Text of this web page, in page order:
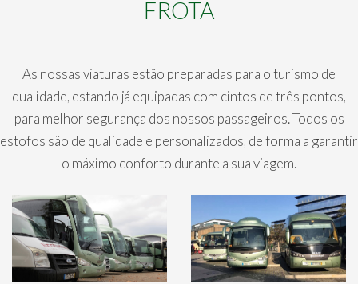
FROTA
As nossas viaturas estão preparadas para o turismo de
qualidade, estando já equipadas com cintos de três pontos,
para melhor segurança dos nossos passageiros. Todos os
estofos são de qualidade e personalizados, de forma a garantir
o máximo conforto durante a sua viagem.